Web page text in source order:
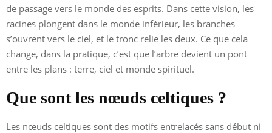
de passage vers le monde des esprits. Dans cette vision, les
racines plongent dans le monde inférieur, les branches
s’ouvrent vers le ciel, et le tronc relie les deux. Ce que cela
change, dans la pratique, c’est que l’arbre devient un pont
entre les plans : terre, ciel et monde spirituel.
Que sont les nœuds celtiques ?
Les nœuds celtiques sont des motifs entrelacés sans début ni